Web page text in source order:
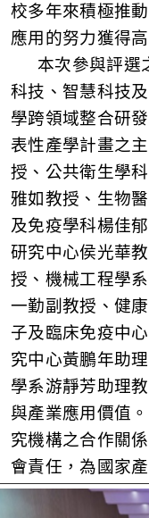
校多年來積極推
應用的努力獲得
本次參與評選
科技、智慧科技
學跨領域整合研
表性產學計畫之
授、公共衛生學
雅如教授、生物
及免疫學科楊佳
研究中心侯光華
授、機械工程學
一勤副教授、健
子及臨床免疫中
究中心黃鵬年助
學系游靜芳助理
與產業應用價值
究機構之合作關
會責任，為國家